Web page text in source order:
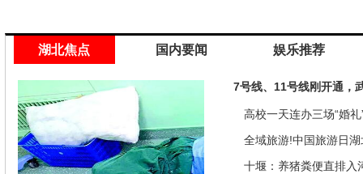
湖北焦点 国内要闻 娱乐推荐
7号线、11号线刚开通，
高校一天连办三场“婚
来是因为…
全域旅游!中国旅游日
推优惠政策
十堰：养猪粪便直排入